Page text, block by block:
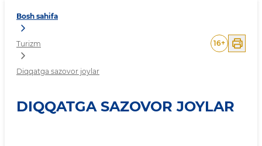
Bosh sahifa
Turizm
Diqqatga sazovor joylar
16+
DIQQATGA SAZOVOR JOYLAR